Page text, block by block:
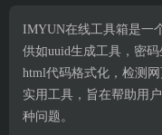
IMYUN在线工具箱是一
供如uuid生成工具，密
html代码格式化，检测
实用工具，旨在帮助用
种问题。